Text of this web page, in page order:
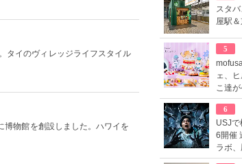
タイのヴィレッジライフスタイル
博物館を創設しました。ハワイを
スタ
屋駅
5
ェ、
こ達
6
USJ
6開催
ラボ